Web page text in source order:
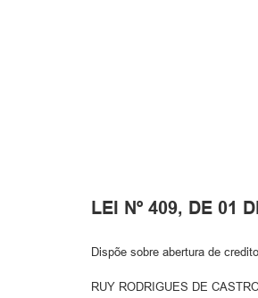
LEI Nº 409, DE 01
Dispõe sobre abertura de
RUY RODRIGUES DE